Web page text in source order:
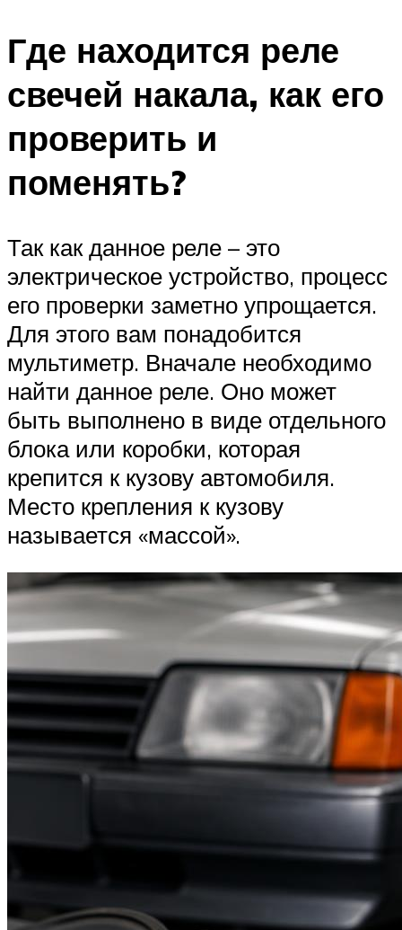
Где находится реле
свечей накала, как его
проверить и
поменять?
Так как данное реле – это
электрическое устройство, процесс
его проверки заметно упрощается.
Для этого вам понадобится
мультиметр. Вначале необходимо
найти данное реле. Оно может
быть выполнено в виде отдельного
блока или коробки, которая
крепится к кузову автомобиля.
Место крепления к кузову
называется «массой».